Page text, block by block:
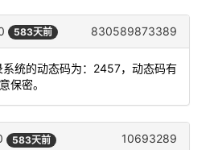
583天前 830589873389
系统的动态码为：2457，动态码有
保密。
583天前 10693289